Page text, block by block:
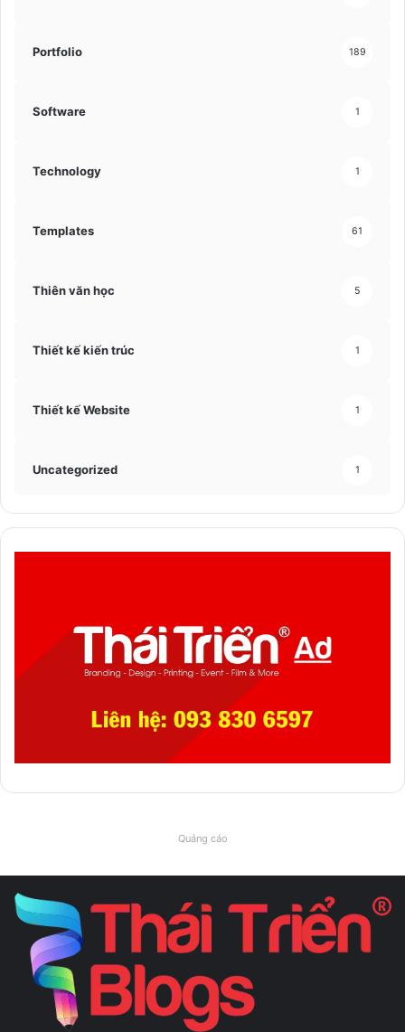
Portfolio 189
Software 1
Technology 1
Templates 61
Thiên văn học 5
Thiết kế kiến trúc 1
Thiết kế Website 1
Uncategorized 1
Quảng cáo